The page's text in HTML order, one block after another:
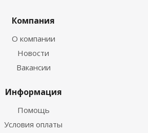
Компания
О компании
Новости
Вакансии
Информация
Помощь
Условия оплаты